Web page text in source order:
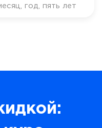
год, пять лет